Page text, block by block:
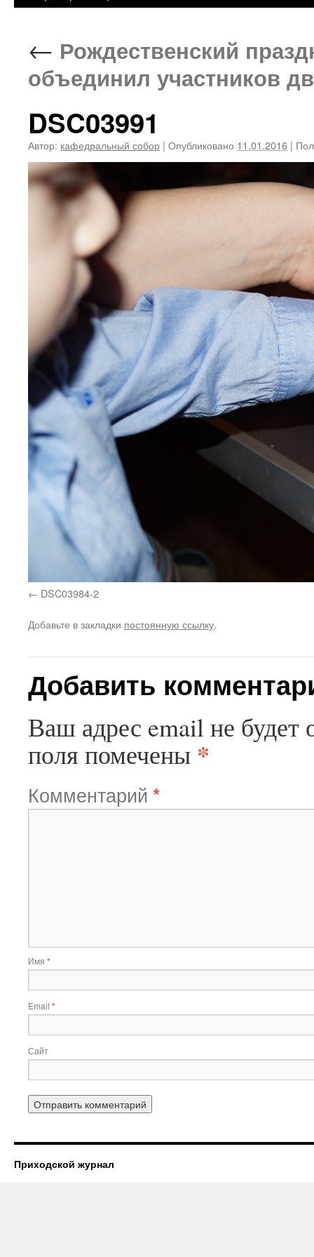
← Рождественский
объединил участников
DSC03991
Автор: кафедральный собор | Опубликовано 11.01.2016 |
DSC03984-2
Добавьте в закладки постоянную ссылку.
Добавить
Ваш адрес email не будет
поля помечены *
Комментарий *
Имя *
Email *
Сайт
Приходской журнал